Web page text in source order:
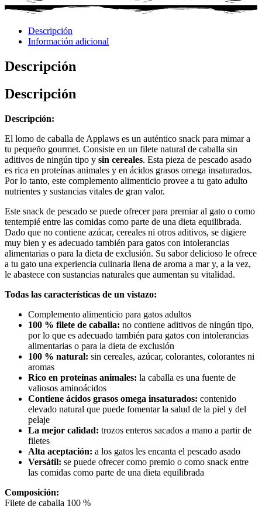
Descripción
Información adicional
Descripción
Descripción
Descripción:
El lomo de caballa de Applaws es un auténtico snack para mimar a
tu pequeño gourmet. Consiste en un filete natural de caballa sin
aditivos de ningún tipo y sin cereales. Esta pieza de pescado asado
es rica en proteínas animales y en ácidos grasos omega insaturados.
Por lo tanto, este complemento alimenticio provee a tu gato adulto
nutrientes y sustancias vitales de gran valor.
Este snack de pescado se puede ofrecer para premiar al gato o como
tentempié entre las comidas como parte de una dieta equilibrada.
Dado que no contiene azúcar, cereales ni otros aditivos, se digiere
muy bien y es adecuado también para gatos con intolerancias
alimentarias o para la dieta de exclusión. Su sabor delicioso le ofrece
a tu gato una experiencia culinaria llena de aroma a mar y, a la vez,
le abastece con sustancias naturales que aumentan su vitalidad.
Todas las características de un vistazo:
Complemento alimenticio para gatos adultos
100 % filete de caballa: no contiene aditivos de ningún tipo,
por lo que es adecuado también para gatos con intolerancias
alimentarias o para la dieta de exclusión
100 % natural: sin cereales, azúcar, colorantes, colorantes ni
aromas
Rico en proteínas animales: la caballa es una fuente de
valiosos aminoácidos
Contiene ácidos grasos omega insaturados: contenido
elevado natural que puede fomentar la salud de la piel y del
pelaje
La mejor calidad: trozos enteros sacados a mano a partir de
filetes
Alta aceptación: a los gatos les encanta el pescado asado
Versátil: se puede ofrecer como premio o como snack entre
las comidas como parte de una dieta equilibrada
Composición:
Filete de caballa 100 %